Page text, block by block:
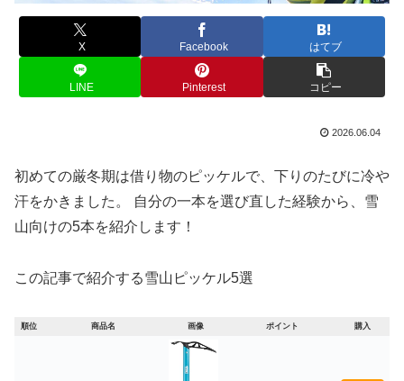
X Facebook はてブ
LINE Pinterest コピー
2026.06.04
初めての厳冬期は借り物のピッケルで、下りのたびに冷や
汗をかきました。 自分の一本を選び直した経験から、雪
山向けの5本を紹介します！
この記事で紹介する雪山ピッケル5選
順位 商品名 画像 ポイント 購入